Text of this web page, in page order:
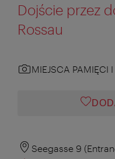
Dojście przez
Rossau
MIEJSCA PAMIĘCI
Seegasse 9